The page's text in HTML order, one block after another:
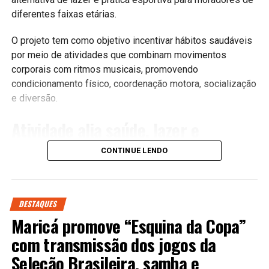
diferentes faixas etárias.
O projeto tem como objetivo incentivar hábitos saudáveis
por meio de atividades que combinam movimentos
corporais com ritmos musicais, promovendo
condicionamento físico, coordenação motora, socialização
e diversão.
qualidade de vida
As aulas são voltadas para pessoas que desejam praticar
proposta utiliza diferentes estilos musicais para estimular
o movimento corporal, tornando os exercícios mais
atrativos e contribuindo para a melhora da saúde física e
mental.
CONTINUE LENDO
DESTAQUES
Maricá promove “Esquina da Copa”
com transmissão dos jogos da
Seleção Brasileira, samba e